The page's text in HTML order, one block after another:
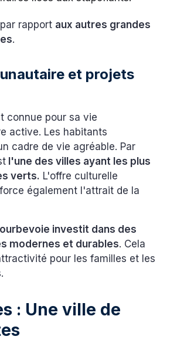
rapport aux autres grandes
.
et projets
connue pour sa vie
active. Les habitants
cadre de vie agréable. Par
l'une des villes ayant les plus
verts. L'offre culturelle
également l'attrait de la
investit dans des
modernes et durables. Cela
pour les familles et les
: Une ville de